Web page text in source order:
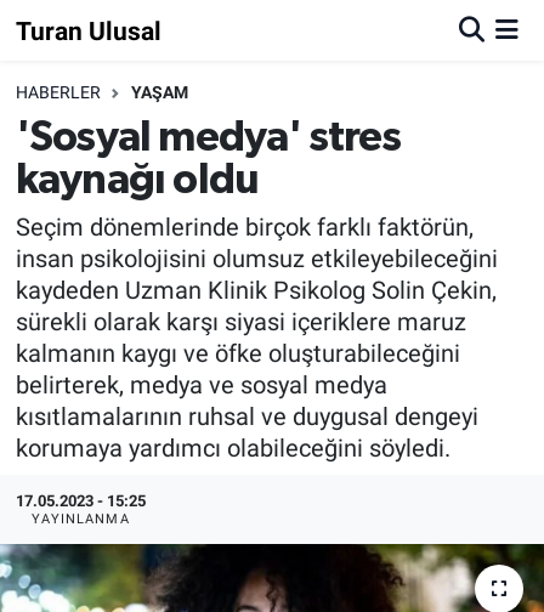
Turan Ulusal
HABERLER YAŞAM
'Sosyal medya' stres
kaynağı oldu
Seçim dönemlerinde birçok farklı faktörün,
insan psikolojisini olumsuz etkileyebileceğini
kaydeden Uzman Klinik Psikolog Solin Çekin,
sürekli olarak karşı siyasi içeriklere maruz
kalmanın kaygı ve öfke oluşturabileceğini
belirterek, medya ve sosyal medya
kısıtlamalarının ruhsal ve duygusal dengeyi
korumaya yardımcı olabileceğini söyledi.
17.05.2023 - 15:25
YAYINLANMA